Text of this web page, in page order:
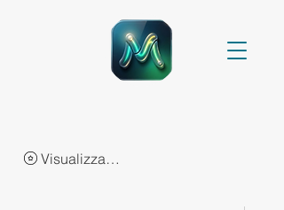
Visualizza punti